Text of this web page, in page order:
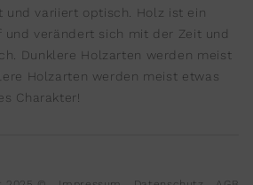
und variiert optisch. Holz ist ein
und verändert sich mit der Zeit und
Dunklere Holzarten werden meist
Holzarten werden meist etwas
Charakter!